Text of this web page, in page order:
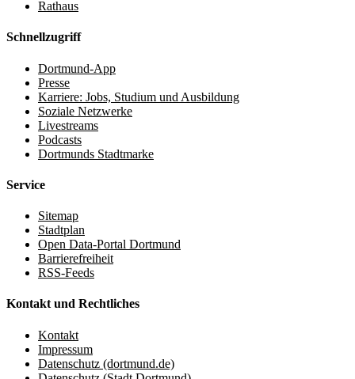
Rathaus
Schnellzugriff
Dortmund-App
Presse
Karriere: Jobs, Studium und Ausbildung
Soziale Netzwerke
Livestreams
Podcasts
Dortmunds Stadtmarke
Service
Sitemap
Stadtplan
Open Data-Portal Dortmund
Barrierefreiheit
RSS-Feeds
Kontakt und Rechtliches
Kontakt
Impressum
Datenschutz (dortmund.de)